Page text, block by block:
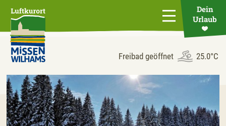
Dein
Urlaub
Freibad geöffnet 25.0°C